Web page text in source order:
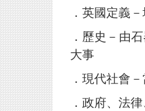
．英國定義
．歷史－由
大事
．現代社會
．政府、法